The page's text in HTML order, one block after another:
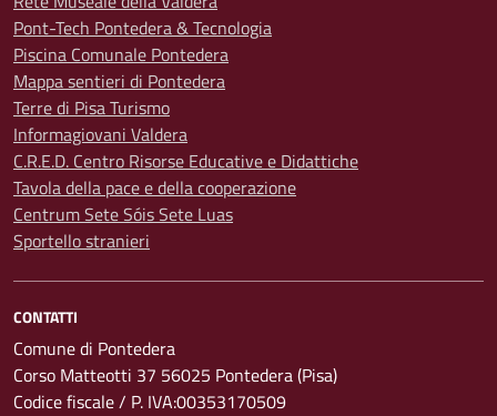
Pont-Tech Pontedera & Tecnologia
Piscina Comunale Pontedera
Mappa sentieri di Pontedera
Terre di Pisa Turismo
Informagiovani Valdera
C.R.E.D. Centro Risorse Educative e Didattiche
Tavola della pace e della cooperazione
Centrum Sete Sóis Sete Luas
Sportello stranieri
CONTATTI
Comune di Pontedera
Corso Matteotti 37 56025 Pontedera (Pisa)
Codice fiscale / P. IVA:00353170509